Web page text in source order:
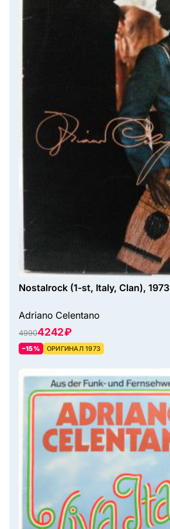
Nostalrock (1-st, Italy, Clan), 1973
Adriano Celentano
49904242 ₽
–15% ОРИГИНАЛ 1973